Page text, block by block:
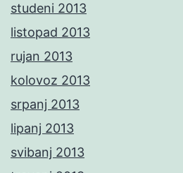
studeni 2013
listopad 2013
rujan 2013
kolovoz 2013
srpanj 2013
lipanj 2013
svibanj 2013